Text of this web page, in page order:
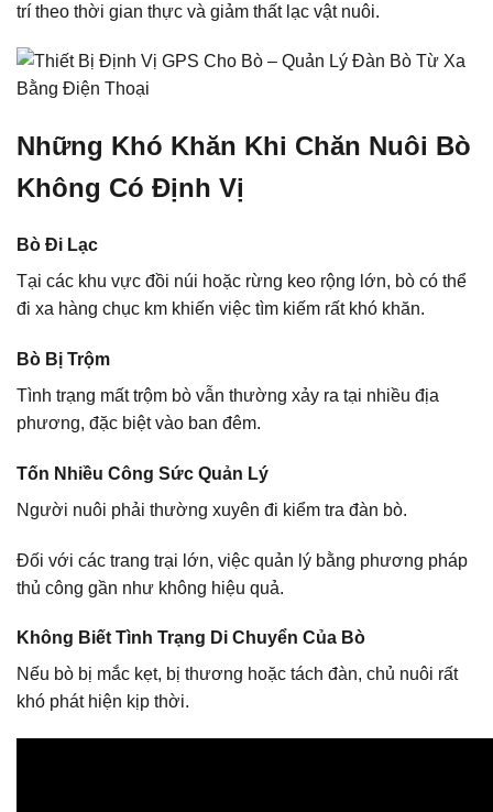
trí theo thời gian thực và giảm thất lạc vật nuôi.
Những Khó Khăn Khi Chăn Nuôi Bò
Không Có Định Vị
Bò Đi Lạc
Tại các khu vực đồi núi hoặc rừng keo rộng lớn, bò có thể
đi xa hàng chục km khiến việc tìm kiếm rất khó khăn.
Bò Bị Trộm
Tình trạng mất trộm bò vẫn thường xảy ra tại nhiều địa
phương, đặc biệt vào ban đêm.
Tốn Nhiều Công Sức Quản Lý
Người nuôi phải thường xuyên đi kiểm tra đàn bò.
Đối với các trang trại lớn, việc quản lý bằng phương pháp
thủ công gần như không hiệu quả.
Không Biết Tình Trạng Di Chuyển Của Bò
Nếu bò bị mắc kẹt, bị thương hoặc tách đàn, chủ nuôi rất
khó phát hiện kịp thời.